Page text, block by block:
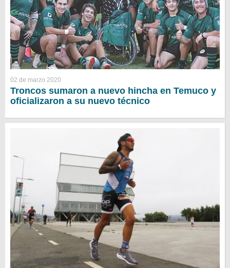
02 de marzo 2020
Troncos sumaron a nuevo hincha en Temuco y
oficializaron a su nuevo técnico